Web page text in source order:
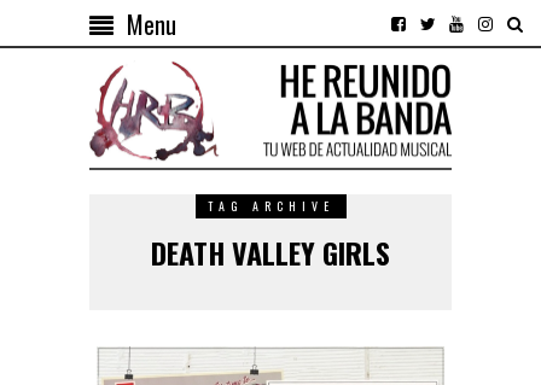
Menu
TAG ARCHIVE
DEATH VALLEY GIRLS